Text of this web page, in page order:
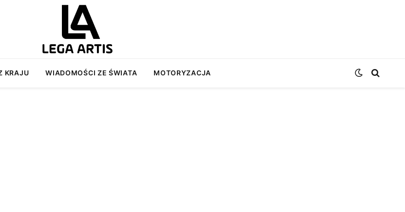
KRAJU WIADOMOŚCI ZE ŚWIATA MOTORYZACJA